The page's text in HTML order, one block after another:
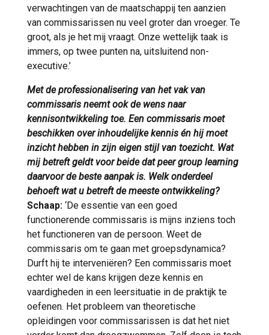
verwachtingen van de maatschappij ten aanzien
van commissarissen nu veel groter dan vroeger. Te
groot, als je het mij vraagt. Onze wettelijk taak is
immers, op twee punten na, uitsluitend non-
executive.’
Met de professionalisering van het vak van
commissaris neemt ook de wens naar
kennisontwikkeling toe. Een commissaris moet
beschikken over inhoudelijke kennis én hij moet
inzicht hebben in zijn eigen stijl van toezicht. Wat
mij betreft geldt voor beide dat peer group learning
daarvoor de beste aanpak is. Welk onderdeel
behoeft wat u betreft de meeste ontwikkeling?
Schaap: ‘De essentie van een goed
functionerende commissaris is mijns inziens toch
het functioneren van de persoon. Weet de
commissaris om te gaan met groepsdynamica?
Durft hij te interveniëren? Een commissaris moet
echter wel de kans krijgen deze kennis en
vaardigheden in een leersituatie in de praktijk te
oefenen. Het probleem van theoretische
opleidingen voor commissarissen is dat het niet